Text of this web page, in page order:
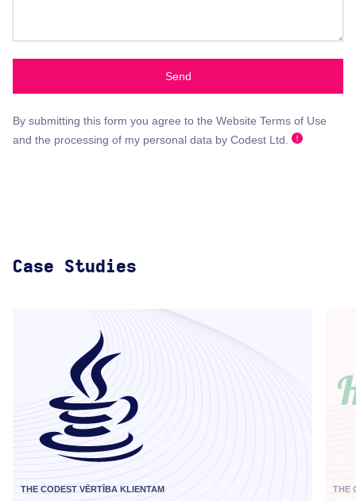
Send
By submitting this form you agree to the Website Terms of Use
and the processing of my personal data by Codest Ltd.
Case Studies
THE CODEST VĒRTĪBA KLIENTAM THE